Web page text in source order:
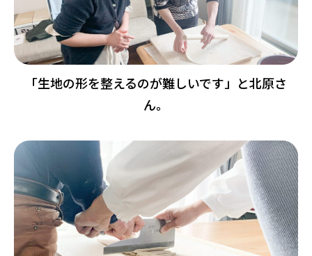
「生地の形を整えるのが難しいです」と北原さ
ん。